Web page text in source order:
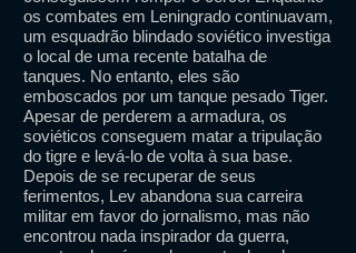
os combates em Leningrado continuavam,
um esquadrão blindado soviético investiga
o local de uma recente batalha de
tanques. No entanto, eles são
emboscados por um tanque pesado Tiger.
Apesar de perderem a armadura, os
soviéticos conseguem matar a tripulação
do tigre e levá-lo de volta à sua base.
Depois de se recuperar de seus
ferimentos, Lev abandona sua carreira
militar em favor do jornalismo, mas não
encontrou nada inspirador da guerra,